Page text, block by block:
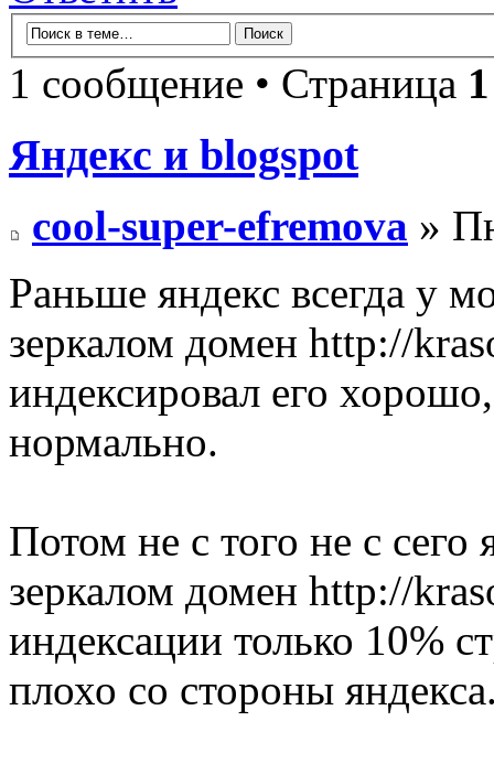
1 сообщение • Страница 1
Яндекс и blogspot
cool-super-efremova »
Раньше яндекс всегда у
зеркалом домен http://
индексировал его
нормально.
Потом не с того не с сего
зеркалом домен http://
индексации только 10%
плохо со стороны